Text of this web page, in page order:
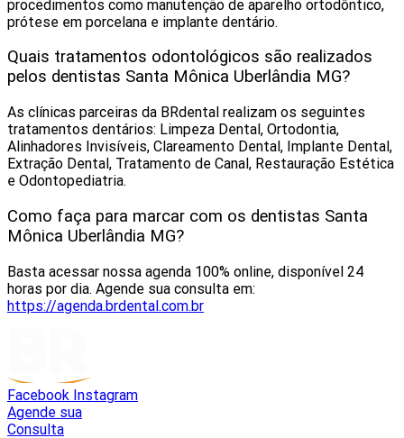
procedimentos como manutenção de aparelho ortodôntico,
prótese em porcelana e implante dentário.
Quais tratamentos odontológicos são realizados
pelos dentistas Santa Mônica Uberlândia MG?
As clínicas parceiras da BRdental realizam os seguintes
tratamentos dentários: Limpeza Dental, Ortodontia,
Alinhadores Invisíveis, Clareamento Dental, Implante Dental,
Extração Dental, Tratamento de Canal, Restauração Estética
e Odontopediatria.
Como faça para marcar com os dentistas Santa
Mônica Uberlândia MG?
Basta acessar nossa agenda 100% online, disponível 24
horas por dia. Agende sua consulta em:
https://agenda.brdental.com.br
Facebook Instagram
Agende sua
Consulta